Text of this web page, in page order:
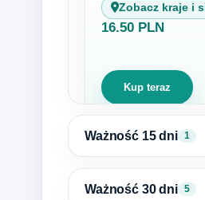
Zobacz kraje i
16.50 PLN
Kup teraz
Ważność 15 dni 1
Ważność 30 dni 5